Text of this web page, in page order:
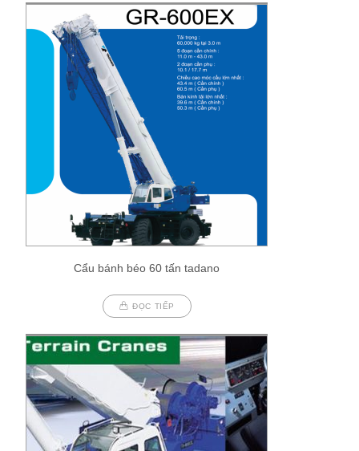
Cẩu bánh béo 60 tấn tadano
ĐỌC TIẾP